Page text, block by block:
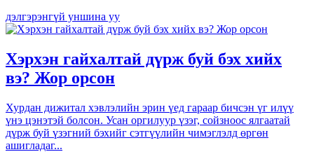
дэлгэрэнгүй уншина уу
Хэрхэн гайхалтай дүрж буй бэх хийх
вэ? Жор орсон
Хурдан дижитал хэвлэлийн эрин үед гараар бичсэн үг илүү
үнэ цэнэтэй болсон. Усан оргилуур үзэг, сойзноос ялгаатай
дүрж буй үзэгний бэхийг сэтгүүлийн чимэглэлд өргөн
ашигладаг...